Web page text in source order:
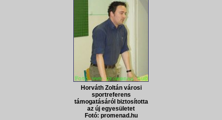
Horváth Zoltán városi
sportreferens
támogatásáról biztosította
az új egyesületet
Fotó: promenad.hu